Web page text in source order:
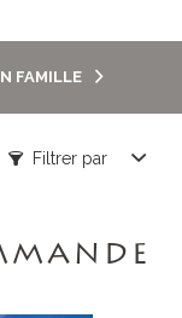
FAMILLE
Filtrer par